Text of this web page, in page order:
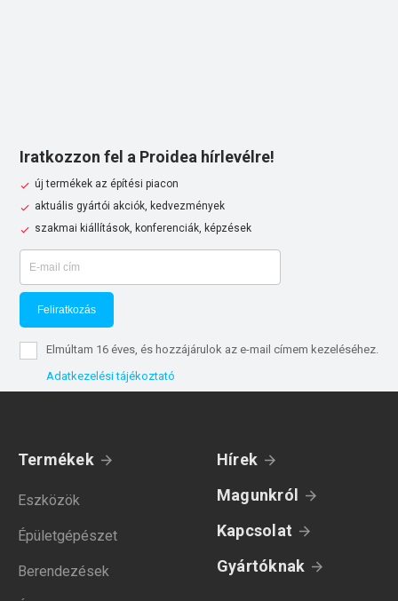
Iratkozzon fel a Proidea hírlevélre!
új termékek az építési piacon
aktuális gyártói akciók, kedvezmények
szakmai kiállítások, konferenciák, képzések
Feliratkozás
Elmúltam 16 éves, és hozzájárulok az e-mail címem kezeléséhez.
Adatkezelési tájékoztató
Termékek
Eszközök
Épületgépészet
Berendezések
Hírek
Magunkról
Kapcsolat
Gyártóknak